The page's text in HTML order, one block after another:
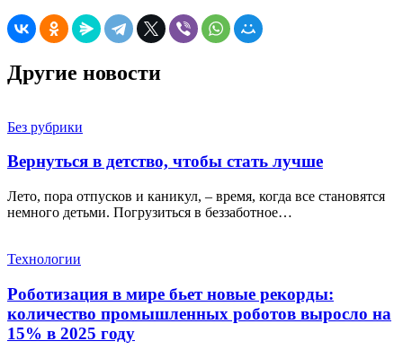
Другие новости
Без рубрики
Вернуться в детство, чтобы стать лучше
Лето, пора отпусков и каникул, – время, когда все становятся
немного детьми. Погрузиться в беззаботное…
Технологии
Роботизация в мире бьет новые рекорды:
количество промышленных роботов выросло на
15% в 2025 году